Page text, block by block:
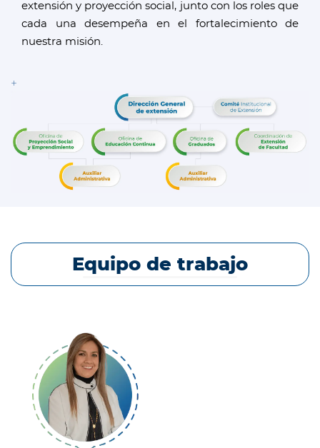
extensión y proyección social, junto con los roles que
cada una desempeña en el fortalecimiento de
nuestra misión.
+
Equipo de trabajo